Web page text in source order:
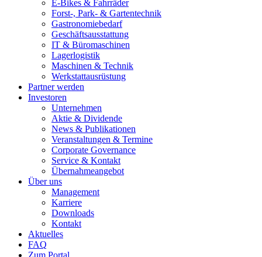
E-Bikes & Fahrräder
Forst-, Park- & Gartentechnik
Gastronomiebedarf
Geschäftsausstattung
IT & Büromaschinen
Lagerlogistik
Maschinen & Technik
Werkstattausrüstung
Partner werden
Investoren
Unternehmen
Aktie & Dividende
News & Publikationen
Veranstaltungen & Termine
Corporate Governance
Service & Kontakt
Übernahmeangebot
Über uns
Management
Karriere
Downloads
Kontakt
Aktuelles
FAQ
Zum Portal